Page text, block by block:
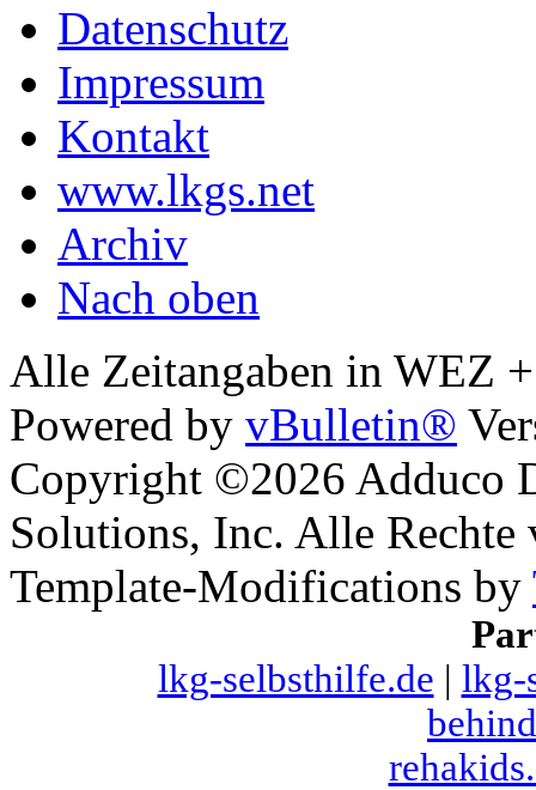
Datenschutz
Impressum
Kontakt
www.lkgs.net
Archiv
Nach oben
Alle Zeitangaben in WEZ
Powered by vBulletin®
Copyright ©2026 Adduco
Solutions, Inc. Alle Rechte
Template-Modifications by
lkg-selbsthilfe.de | lkg-